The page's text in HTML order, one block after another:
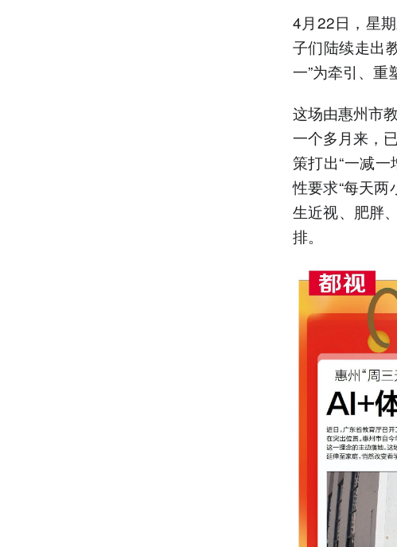
4月22日，星
子们陆续走出
一”为牵引、重
这场由惠州市
一个多月来，
策打出“一减一
性要求“每天
生近视、肥胖
排。